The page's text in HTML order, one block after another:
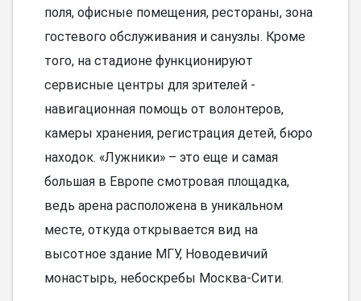
поля, офисные помещения, рестораны, зона
гостевого обслуживания и санузлы. Кроме
того, на стадионе функционируют
сервисные центры для зрителей -
навигационная помощь от волонтеров,
камеры хранения, регистрация детей, бюро
находок. «Лужники» – это еще и самая
большая в Европе смотровая площадка,
ведь арена расположена в уникальном
месте, откуда открывается вид на
высотное здание МГУ, Новодевичий
монастырь, небоскребы Москва-Сити.